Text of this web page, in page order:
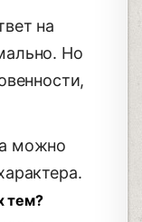
на
Но
можно
тем?